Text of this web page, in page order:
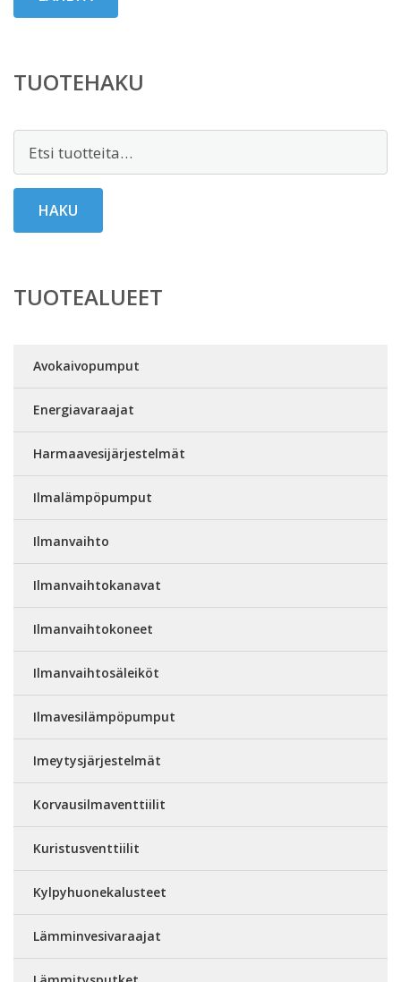
TUOTEHAKU
HAKU
TUOTEALUEET
Avokaivopumput
Energiavaraajat
Harmaavesijärjestelmät
Ilmalämpöpumput
Ilmanvaihto
Ilmanvaihtokanavat
Ilmanvaihtokoneet
Ilmanvaihtosäleiköt
Ilmavesilämpöpumput
Imeytysjärjestelmät
Korvausilmaventtiilit
Kuristusventtiilit
Kylpyhuonekalusteet
Lämminvesivaraajat